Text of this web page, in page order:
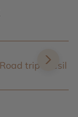
Road trip Brésil